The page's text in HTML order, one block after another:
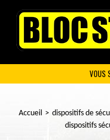
VOUS
Accueil dispositifs de
dispositifs